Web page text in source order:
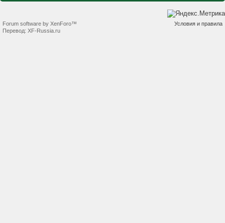
Условия и правила
Forum software by XenForo™
Перевод: XF-Russia.ru